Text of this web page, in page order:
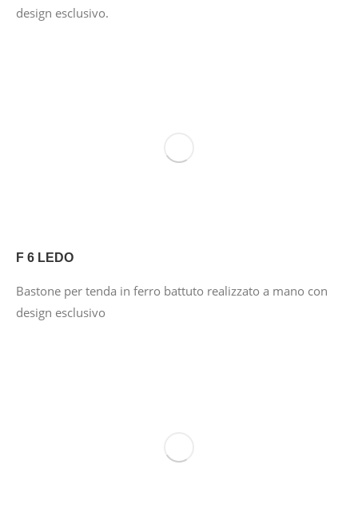
design esclusivo.
F 6 LEDO
Bastone per tenda in ferro battuto realizzato a mano con
design esclusivo